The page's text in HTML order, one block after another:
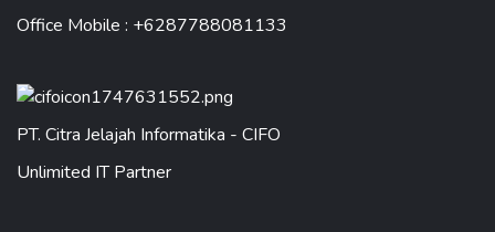
Office Mobile : +6287788081133
PT. Citra Jelajah Informatika - CIFO
Unlimited IT Partner